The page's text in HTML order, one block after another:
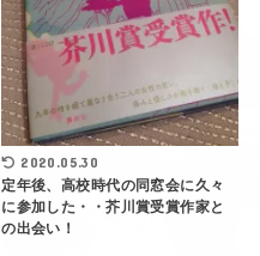
2020.05.30
定年後、高校時代の同窓会に久々
に参加した・・芥川賞受賞作家と
の出会い！